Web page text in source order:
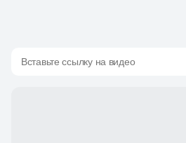
Вставьте ссылку на видео